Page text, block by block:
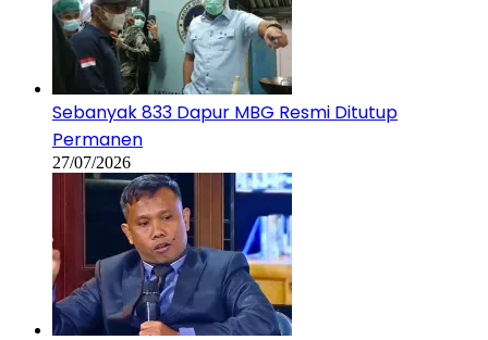
Sebanyak 833 Dapur MBG Resmi Ditutup
Permanen
27/07/2026